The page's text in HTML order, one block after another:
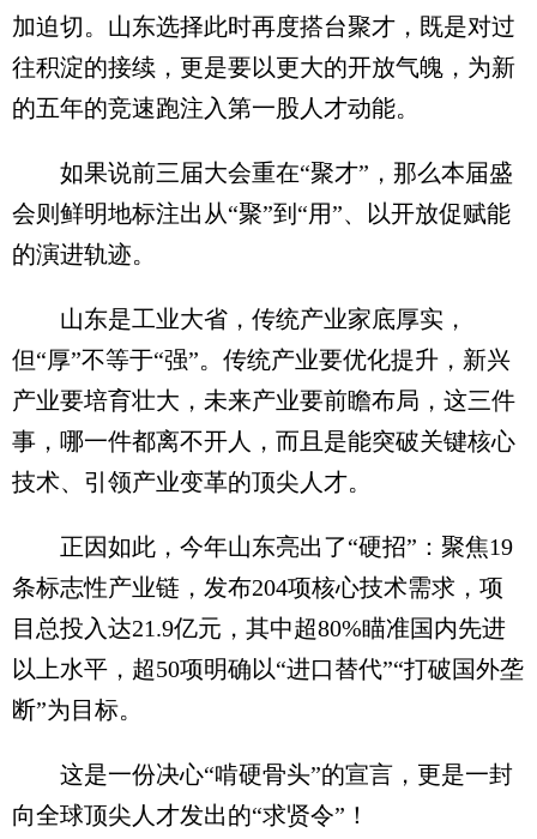
加迫切。山东选择此时再度搭台聚才，既是对过
往积淀的接续，更是要以更大的开放气魄，为新
的五年的竞速跑注入第一股人才动能。
如果说前三届大会重在“聚才”，那么本届盛
会则鲜明地标注出从“聚”到“用”、以开放促赋能
的演进轨迹。
山东是工业大省，传统产业家底厚实，
但“厚”不等于“强”。传统产业要优化提升，新兴
产业要培育壮大，未来产业要前瞻布局，这三件
事，哪一件都离不开人，而且是能突破关键核心
技术、引领产业变革的顶尖人才。
正因如此，今年山东亮出了“硬招”：聚焦19
条标志性产业链，发布204项核心技术需求，项
目总投入达21.9亿元，其中超80%瞄准国内先进
以上水平，超50项明确以“进口替代”“打破国外垄
断”为目标。
这是一份决心“啃硬骨头”的宣言，更是一封
向全球顶尖人才发出的“求贤令”！